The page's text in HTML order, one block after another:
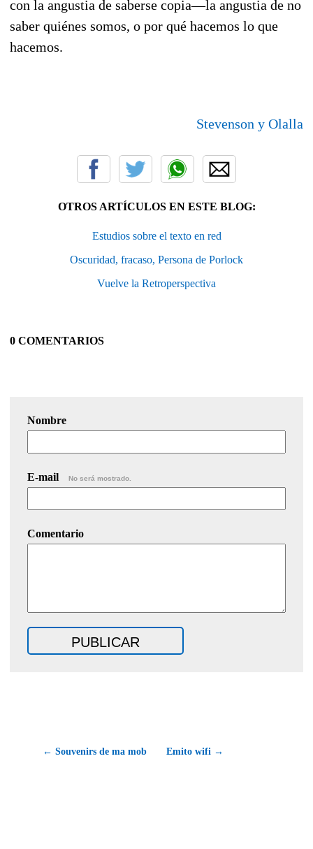
con la angustia de saberse copia—la angustia de no
saber quiénes somos, o por qué hacemos lo que
hacemos.
Stevenson y Olalla
OTROS ARTÍCULOS EN ESTE BLOG:
Estudios sobre el texto en red
Oscuridad, fracaso, Persona de Porlock
Vuelve la Retroperspectiva
0 COMENTARIOS
Nombre
E-mail No será mostrado.
Comentario
← Souvenirs de ma mob Emito wifi →